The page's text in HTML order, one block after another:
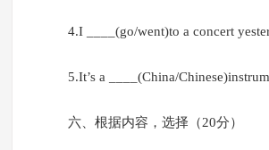
4.I ____(go/went)to a concert
5.It’s a ____(China/
六、根据内容，选择（20分）